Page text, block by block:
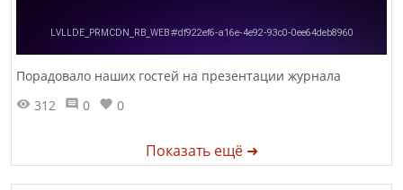
Порадовало наших гостей на презентации журнала
312
0 0
Показать ещё ➜